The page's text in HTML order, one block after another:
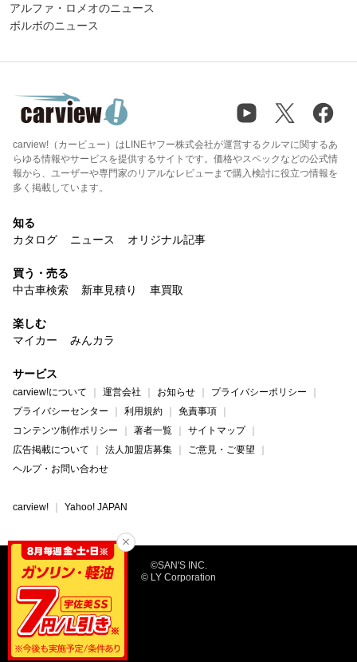
アルファ・ロメオのニュース
ボルボのニュース
carview!（カービュー）はLINEヤフー株式会社が運営するクルマに関するあ
らゆる情報やサービスを提供するサイトです。価格やスペックなどの公式情
報から、ユーザーや専門家のリアルなレビューまで購入検討に役立つ情報を
多く掲載しています。
知る
カタログ
ニュース オリジナル記事
買う・売る
中古車検索
新車見積り 車買取
楽しむ
マイカー
みんカラ
サービス
carview!について 運営会社 お知らせ
プライバシーポリシー
プライバシーセンター
利用規約
免責事項
コンテンツ制作ポリシー
著者一覧
サイトマップ
広告掲載について
法人加盟店募集
ご意見・ご要望
ヘルプ・お問い合わせ
carview! Yahoo! JAPAN
©SAN'S INC.
© LY Corporation